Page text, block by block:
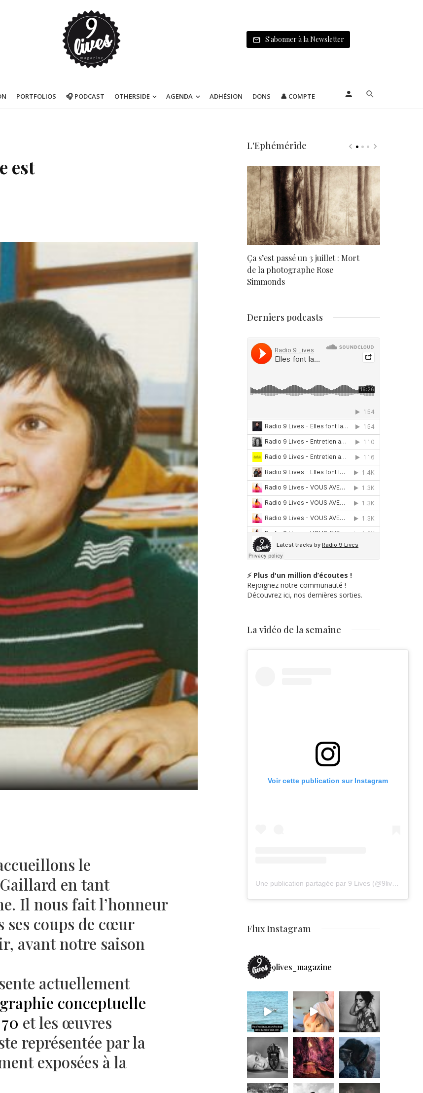
S'abonner à la Newsletter
PORTFOLIOS 🎧 PODCAST OTHERSIDE AGENDA ADHÉSION DONS 👤 COMPTE
est
le
en tant
Il nous fait l’honneur
ses coups de cœur
avant notre saison
actuellement
conceptuelle
et les œuvres
représentée par la
exposées à la
L'Ephéméride
Né un 1er juillet : Léonard
Ça s’est passé un 3 juillet : Mort
de la photographe Rose
Simmonds
Derniers podcasts
⚡ Plus d'un million d’écoutes !
Rejoignez notre communauté !
Découvrez ici, nos dernières sorties.
La vidéo de la semaine
Voir cette publication sur Instagram
Flux Instagram
9lives_magazine